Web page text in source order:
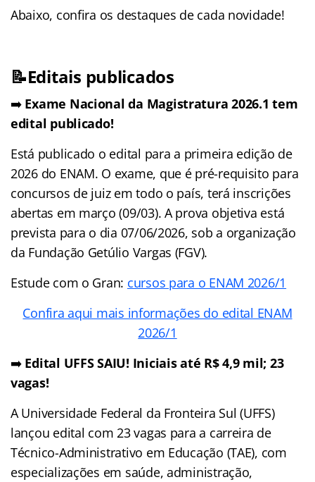
Abaixo, confira os destaques de cada novidade!
📝Editais publicados
➡️ Exame Nacional da Magistratura 2026.1 tem
edital publicado!
Está publicado o edital para a primeira edição de
2026 do ENAM. O exame, que é pré-requisito para
concursos de juiz em todo o país, terá inscrições
abertas em março (09/03). A prova objetiva está
prevista para o dia 07/06/2026, sob a organização
da Fundação Getúlio Vargas (FGV).
Estude com o Gran: cursos para o ENAM 2026/1
Confira aqui mais informações do edital ENAM
2026/1
➡️ Edital UFFS SAIU! Iniciais até R$ 4,9 mil; 23
vagas!
A Universidade Federal da Fronteira Sul (UFFS)
lançou edital com 23 vagas para a carreira de
Técnico-Administrativo em Educação (TAE), com
especializações em saúde, administração,